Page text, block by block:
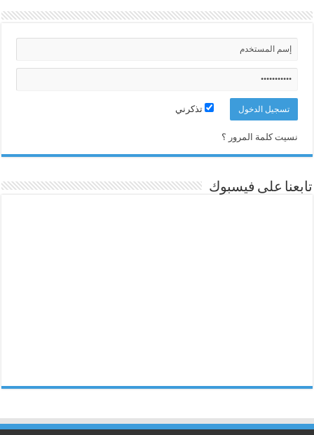
تذكرني
نسيت كلمة المرور ؟
تابعنا على فيسبوك